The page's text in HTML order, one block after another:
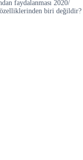
faydalanması 2020/
özelliklerinden biri değildir?